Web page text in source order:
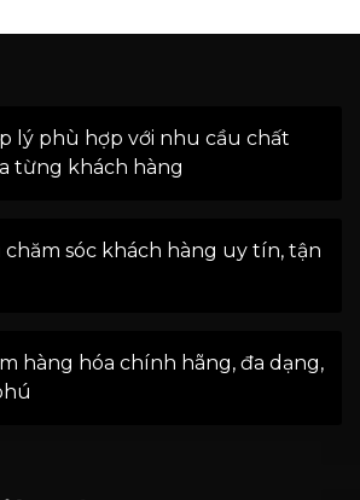
lý phù hợp với nhu cầu chất
từng khách hàng
chăm sóc khách hàng uy tín, tận
hàng hóa chính hãng, đa dạng,